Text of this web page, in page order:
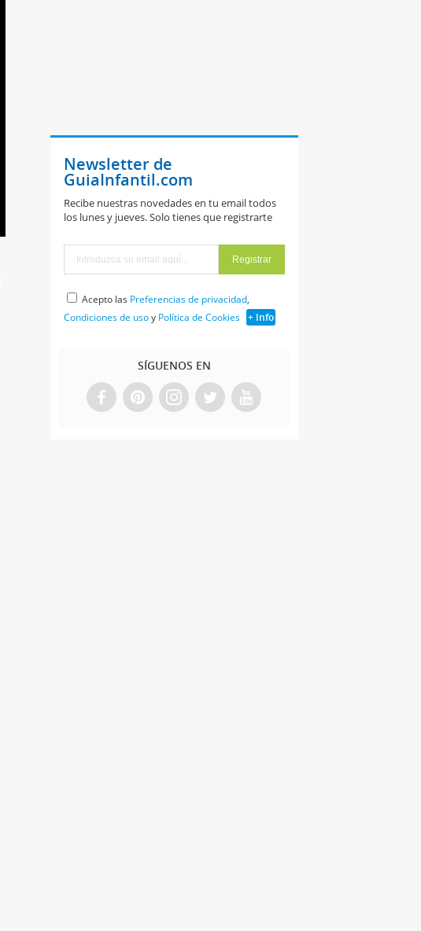
Newsletter de
GuiaInfantil.com
Recibe nuestras novedades en tu email todos
los lunes y jueves. Solo tienes que registrarte
Acepto las Preferencias de privacidad,
Condiciones de usoy Política de Cookies + Info
SÍGUENOS EN